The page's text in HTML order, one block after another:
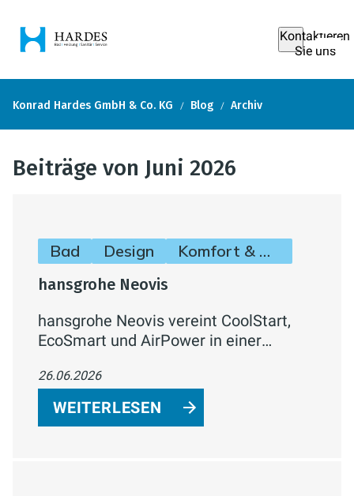
Kontaktieren
Sie uns
Konrad Hardes GmbH & Co. KG Blog Archiv
Beiträge von Juni 2026
Bad Design Komfort & Hygiene
hansgrohe Neovis
hansgrohe Neovis vereint CoolStart,
EcoSmart und AirPower in einer
Dusche und Badewanne –
energiesparend, wassereffizient und
komfortabel.
26.06.2026
WEITERLESEN